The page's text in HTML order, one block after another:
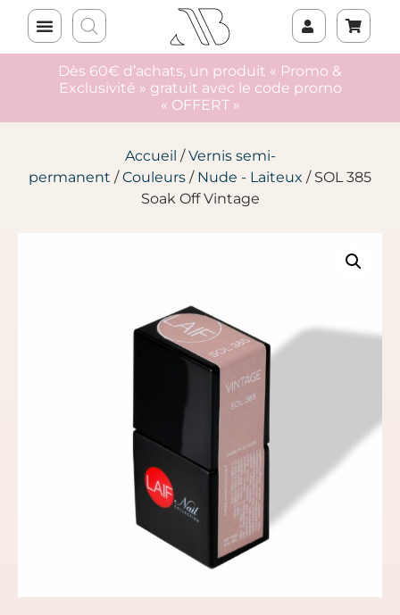
Dès 60€ d’achats, un produit « Promo &
Exclusivité » gratuit avec le code promo
« OFFERT »
Accueil /Vernis semi-
permanent /Couleurs / Nude - Laiteux / SOL 385
Soak Off Vintage